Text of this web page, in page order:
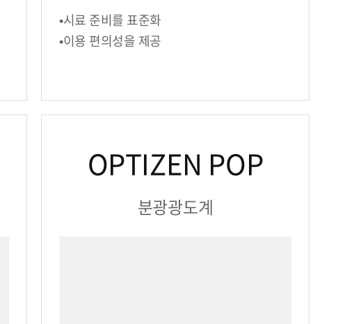
•시료 준비를 표준화
•이용 편의성을 제공
OPTIZEN POP
분광광도계